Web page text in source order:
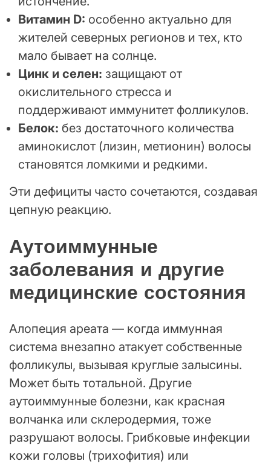
Витамин D: особенно актуально для
жителей северных регионов и тех, кто
мало бывает на солнце.
Цинк и селен: защищают от
окислительного стресса и
поддерживают иммунитет фолликулов.
Белок: без достаточного количества
аминокислот (лизин, метионин) волосы
становятся ломкими и редкими.
Эти дефициты часто сочетаются, создавая
цепную реакцию.
Аутоиммунные
заболевания и другие
медицинские состояния
Алопеция ареата — когда иммунная
система внезапно атакует собственные
фолликулы, вызывая круглые залысины.
Может быть тотальной. Другие
аутоиммунные болезни, как красная
волчанка или склеродермия, тоже
разрушают волосы. Грибковые инфекции
кожи головы (трихофития) или